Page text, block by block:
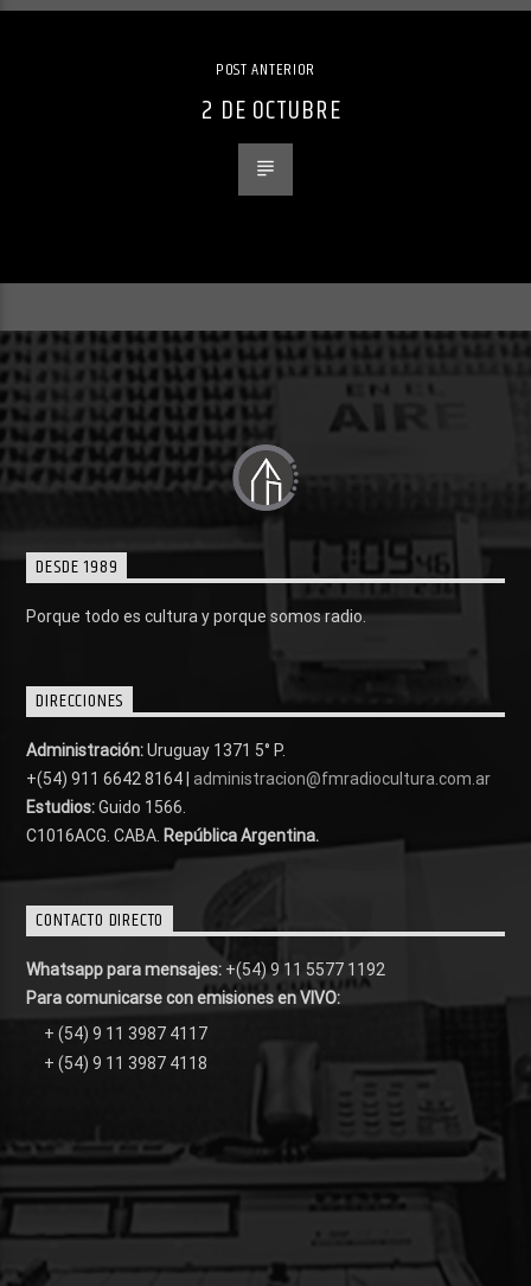
POST ANTERIOR
2 DE OCTUBRE
DESDE 1989
Porque todo es cultura y porque somos radio.
DIRECCIONES
Administración:Uruguay 1371 5° P.
+(54) 911 6642 8164 | administracion@fmradiocultura.com.ar
Estudios:Guido 1566.
C1016ACG . CABA. República Argentina.
CONTACTO DIRECTO
Whatsapp para mensajes: +(54) 9 11 5577 1192
Para comunicarse con emisiones en VIVO:
+ (54) 9 11 3987 4117
+ (54) 9 11 3987 4118